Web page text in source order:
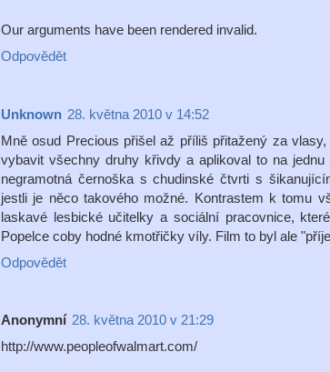
Our arguments have been rendered invalid.
Odpovědět
Unknown 28. května 2010 v 14:52
Mně osud Precious přišel až příliš přitažený za
vybavit všechny druhy křivdy a aplikoval to na
negramotná černoška s chudinské čtvrti s
jestli je něco takového možné. Kontrastem k tomu
laskavé lesbické učitelky a sociální pracovnice,
Popelce coby hodné kmotřičky víly. Film to byl ale
Odpovědět
Anonymní 28. května 2010 v 21:29
http://www.peopleofwalmart.com/